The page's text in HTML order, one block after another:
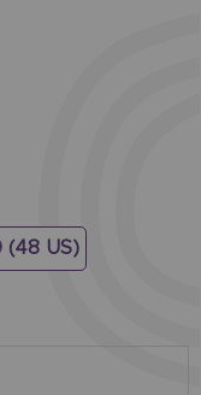
(48 US)